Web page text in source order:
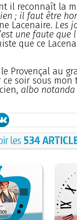
il reconnaît la
; il faut être
Lacenaire. Les
une faute que
que ce
Provençal au
soir sous mon
albo
les 534